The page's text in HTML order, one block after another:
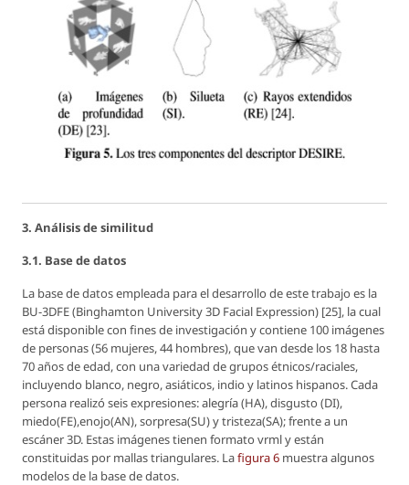
3. Análisis de similitud
3.1. Base de datos
La base de datos empleada para el desarrollo de este trabajo es la
BU-3DFE (Binghamton University 3D Facial Expression) [25], la cual
está disponible con fines de investigación y contiene 100 imágenes
de personas (56 mujeres, 44 hombres), que van desde los 18 hasta
70 años de edad, con una variedad de grupos étnicos/raciales,
incluyendo blanco, negro, asiáticos, indio y latinos hispanos. Cada
persona realizó seis expresiones: alegría (HA), disgusto (DI),
miedo(FE),enojo(AN), sorpresa(SU) y tristeza(SA); frente a un
escáner 3D. Estas imágenes tienen formato vrml y están
constituidas por mallas triangulares. Lafigura 6 muestra algunos
modelos de la base de datos.